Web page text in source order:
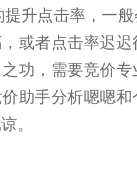
升点击率，一般
或者点击率迟
功，需要竞价
助手分析嗯嗯
。